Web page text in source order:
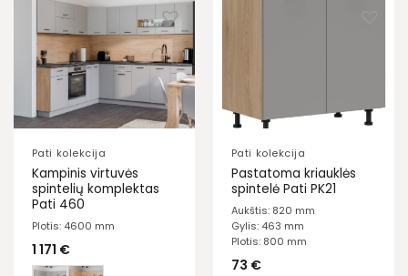
Pati kolekcija
Kampinis virtuvės
spintelių komplektas
Pati 460
Plotis: 4600 mm
1 171 €
Pati kolekcija
Pastatoma kriauklės
spintelė Pati PK21
Aukštis: 820 mm
Gylis: 463 mm
Plotis: 800 mm
73 €